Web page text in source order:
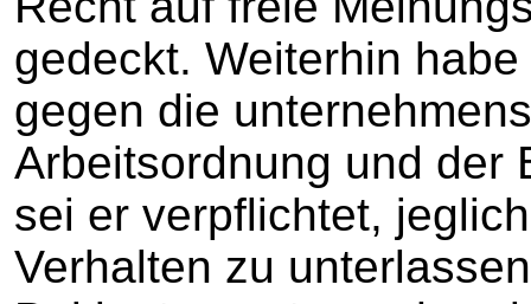
gedeckt. Weiterhin
gegen die
Arbeitsordnung und der
sei er verpflichtet,
Verhalten zu